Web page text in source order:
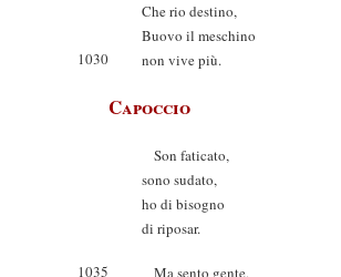
Che rio destino,
Buovo il meschino
1030
non vive più.
Capoccio
Son faticato,
sono sudato,
ho di bisogno
di riposar.
1035 Ma sento gente,